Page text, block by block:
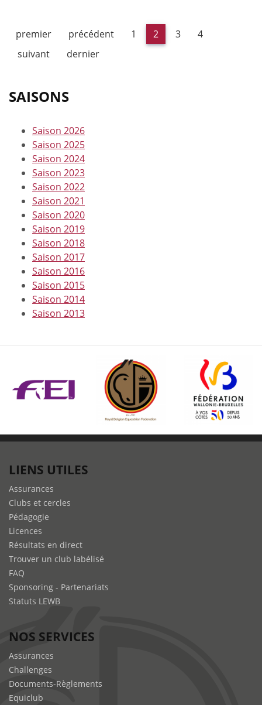
premier précédent 1 2 3
4
suivant
dernier
SAISONS
Saison 2026
Saison 2025
Saison 2024
Saison 2023
Saison 2022
Saison 2021
Saison 2020
Saison 2019
Saison 2018
Saison 2017
Saison 2016
Saison 2015
Saison 2014
Saison 2013
LIENS UTILES
Assurances
Clubs et cercles
Pédagogie
Licences
Résultats en direct
Trouver un club labélisé
FAQ
Sponsoring - Partenariats
Statuts LEWB
NOS SERVICES
Assurances
Challenges
Documents-Règlements
Equiclub